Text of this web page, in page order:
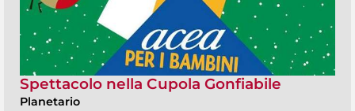
Spettacolo nella Cupola Gonfiabile
Planetario